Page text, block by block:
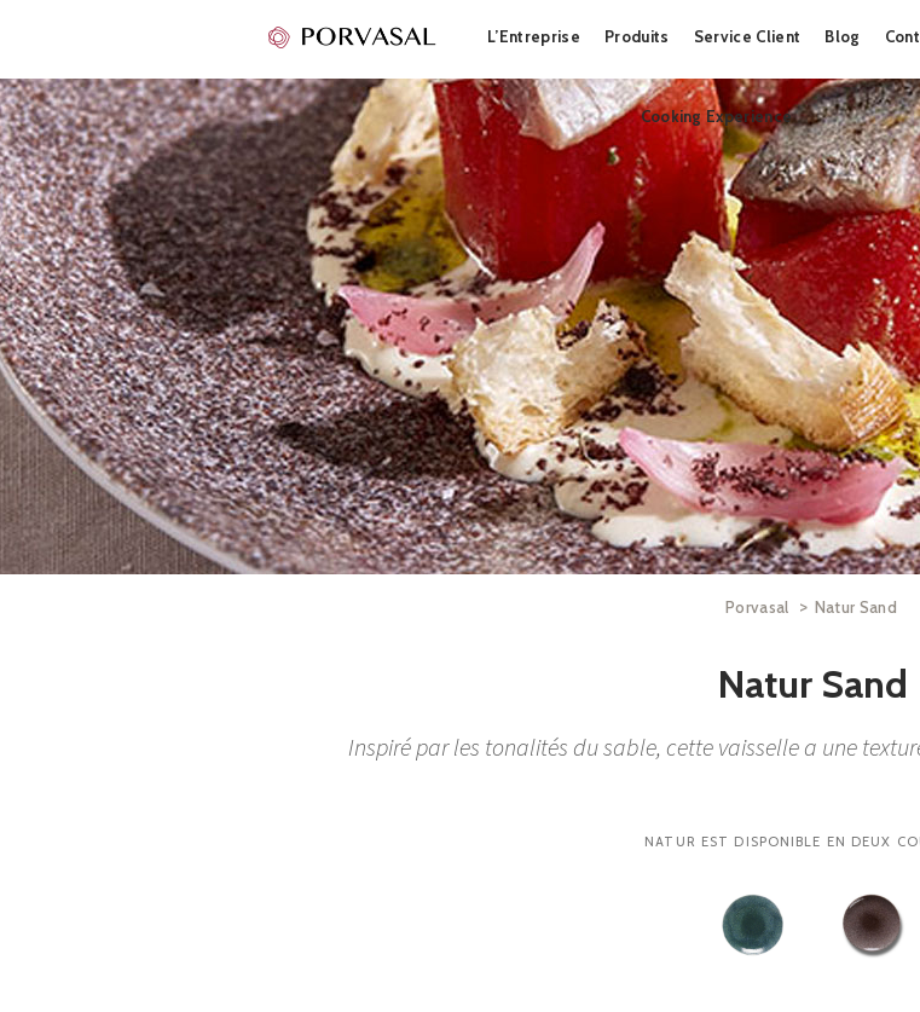
to
L’Entreprise Produits Service Client Blog
Cooking Experience
Porvasal > Natur Sand
Natur Sand
Inspiré par les tonalités du sable, cette vaisselle a une
NATUR EST DISPONIBLE EN DEUX